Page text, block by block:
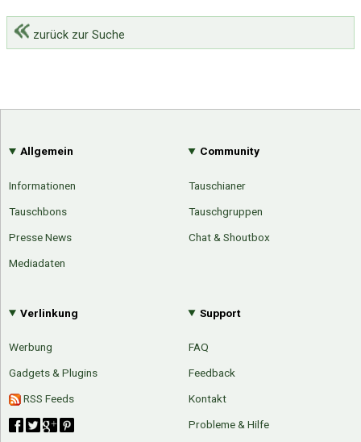
zurück zur Suche
Allgemein
Informationen
Tauschbons
Presse News
Mediadaten
Community
Tauschianer
Tauschgruppen
Chat & Shoutbox
Verlinkung
Werbung
Gadgets & Plugins
RSS Feeds
Support
FAQ
Feedback
Kontakt
Probleme & Hilfe